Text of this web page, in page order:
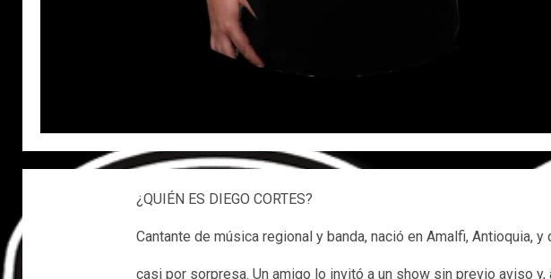
¿QUIÉN ES DIEGO CORTES?
Cantante de música regional y banda, nació en Amalfi, Antioquia,
casi por sorpresa. Un amigo lo invitó a un show sin previo aviso